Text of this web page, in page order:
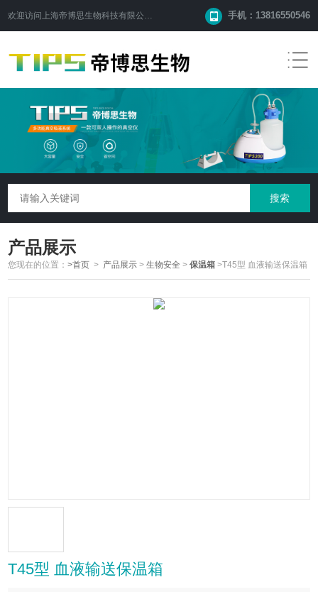
欢迎访问 上海帝博思生物科技有限公司 手机：13816550546
产品展示
您现在的位置：>首页 > 产品展示 >生物安全 >保温箱 >T45型 血液输送保温箱
T45型 血液输送保温箱